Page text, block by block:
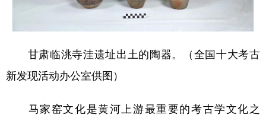
甘肃临洮寺洼遗址出土的陶器。（全国十大考古
新发现活动办公室供图）
马家窑文化是黄河上游最重要的考古学文化之